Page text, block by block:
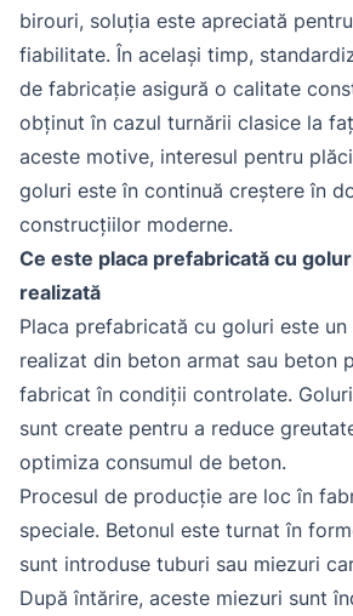
birouri, soluția este apreciată
fiabilitate. În același timp,
de fabricație asigură o calitate
obținut în cazul turnării clasice la
aceste motive, interesul pentru
goluri este în continuă creștere în
construcțiilor moderne.
Ce este placa prefabricată cu
realizată
Placa prefabricată cu goluri este
realizat din beton armat sau beton
fabricat în condiții controlate.
sunt create pentru a reduce
optimiza consumul de beton.
Procesul de producție are loc în
speciale. Betonul este turnat în
sunt introduse tuburi sau miezuri
După întărire, aceste miezuri sunt